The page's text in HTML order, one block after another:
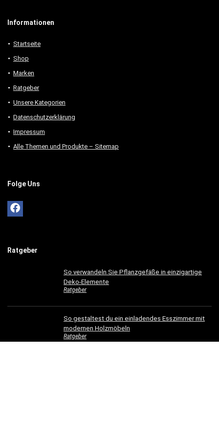
Informationen
Startseite
Shop
Marken
Ratgeber
Unsere Kategorien
Datenschutzerklärung
Impressum
Alle Themen und Produkte – Sitemap
Folge Uns
Ratgeber
So verwandeln Sie Pflanzgefäße in einzigartige
Deko-Elemente
Ratgeber
So gestaltest du ein einladendes Esszimmer mit
modernen Holzmöbeln
Ratgeber